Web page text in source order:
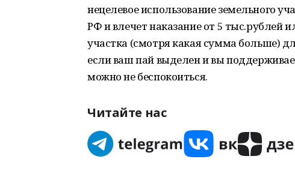
нецелевое использование земельного
РФ и влечет наказание от 5 тыс.рублей
участка (смотря какая сумма больше)
если ваш пай выделен и вы
можно не беспокоиться.
Читайте нас